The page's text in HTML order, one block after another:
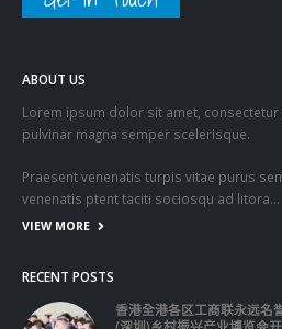
ABOUT US
Lorem ipsum dolor sit amet, consectetur
pulvinar magna semper scelerisque.
Praesent venenatis turpis vitae purus
venenatis ptent taciti sociosqu ad litora…
VIEW MORE
RECENT POSTS
香港全港各区工商联永远名